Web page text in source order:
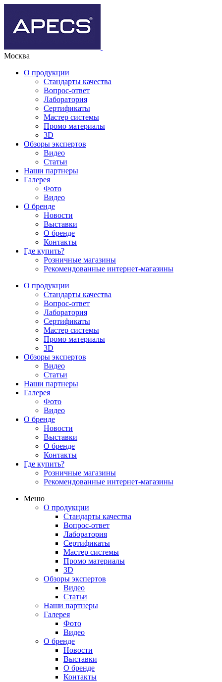
Москва
О продукции
Стандарты качества
Вопрос-ответ
Лаборатория
Сертификаты
Мастер системы
Промо материалы
3D
Обзоры экспертов
Видео
Статьи
Наши партнеры
Галерея
Фото
Видео
О бренде
Новости
Выставки
О бренде
Контакты
Где купить?
Розничные магазины
Рекомендованные интернет-магазины
О продукции
Стандарты качества
Вопрос-ответ
Лаборатория
Сертификаты
Мастер системы
Промо материалы
3D
Обзоры экспертов
Видео
Статьи
Наши партнеры
Галерея
Фото
Видео
О бренде
Новости
Выставки
О бренде
Контакты
Где купить?
Розничные магазины
Рекомендованные интернет-магазины
Меню
О продукции
Стандарты качества
Вопрос-ответ
Лаборатория
Сертификаты
Мастер системы
Промо материалы
3D
Обзоры экспертов
Видео
Статьи
Наши партнеры
Галерея
Фото
Видео
О бренде
Новости
Выставки
О бренде
Контакты